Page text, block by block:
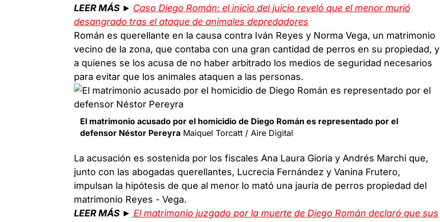
LEER MÁS ► Caso Diego Román: el inicio del juicio reveló que el menor murió
desangrado tras el ataque de animales depredadores
Román es querellante en la causa contra Iván Reyes y Norma Vega, un matrimonio
vecino de la zona, que contaba con una gran cantidad de perros en su propiedad, y
a quienes se los acusa de no haber arbitrado los medios de seguridad necesarios
para evitar que los animales ataquen a las personas.
El matrimonio acusado por el homicidio de Diego Román es representado por el
defensor Néstor Pereyra Maiquel Torcatt / Aire Digital
La acusación es sostenida por los fiscales Ana Laura Gioria y Andrés Marchi que,
junto con las abogadas querellantes, Lucrecia Fernández y Vanina Frutero,
impulsan la hipótesis de que al menor lo mató una jauría de perros propiedad del
matrimonio Reyes - Vega.
LEER MÁS ► El matrimonio juzgado por la muerte de Diego Román declaró que sus